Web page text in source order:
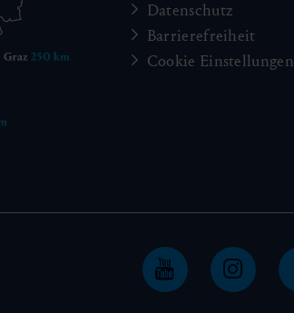
Datenschutz
Barrierefreiheit
Cookie Einstellungen